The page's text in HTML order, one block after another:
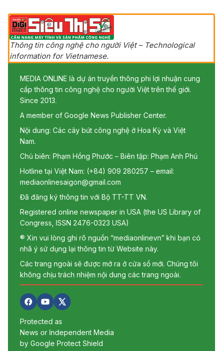
Thông tin công nghệ cho người Việt – Technological
information for Vietnamese.
MEDIA ONLINE là dự án truyền thông phi lợi nhuận cung
cấp thông tin công nghệ cho người Việt trên thế giới.
Since 2013.
A member of Google News Publisher Center.
Nội dung: Các cây bút công nghệ ở Hoa Kỳ và Việt
Nam.
Chủ biên: Phạm Hồng Phước – Biên tập: Phạm Anh Phú
Hotline tại Việt Nam: (+84) 909 280257 – email:
mediaonlinesaigon@gmail.com
Đã đăng ký thông tin với Bộ TT-TT VN.
Registered online newspaper in USA (the US Library of
Congress, ISSN 2476-0323 USA)
® Xin vui lòng ghi rõ nguồn “mediaonlinevn” khi bạn có
nhã ý sử dụng lại thông tin từ Website này.
Các trang ngoài sẽ được mở ra ở cửa sổ mới. Chúng tôi
không chịu trách nhiệm nội dung các trang ngoài.
Protected as
News or Independent Media
by Google Protect Shield